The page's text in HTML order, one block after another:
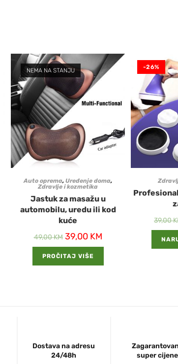
NEMA NA STANJU
Auto oprema, Uređenje doma,
Zdravlje i kozmetika
Jastuk za masažu u
automobilu, uredu ili kod
kuće
49,00KM 39,00 KM
PROČITAJ VIŠE
-26%
39,00
Dostava na adresu
24/48h
super cijene